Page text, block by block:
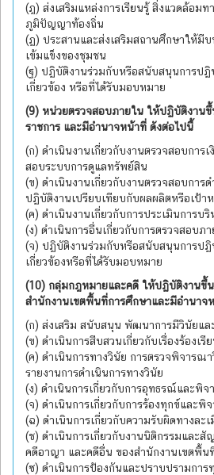
(ฎ) ส่งเสริมแหล่งการเรียนรู้ สิ่งแวดล้อมท
ภูมิปัญญาท้องถิ่น
(ฏ) ประสานและส่งเสริมสถานศึกษาให้มี
เข้มแข็งของชุมชน
(ฐ) ปฏิบัติงานร่วมกับหรือสนับสนุนการป
เกี่ยวข้อง หรือที่ได้รับมอบหมาย
(9) หน่วยตรวจสอบภายใน ให้ปฏิบัติงาน
ราชการ และมีอำนาจหน้าที่ ดังต่อไปนี้
(ก) ดำเนินงานเกี่ยวกับงานตรวจสอบการ
สอบระบบการดูแลทรัพย์สิน
(ข) ดำเนินงานเกี่ยวกับงานตรวจสอบการ
ปฏิบัติงานเปรียบเทียบกับผลผลิตหรือเป้า
(ค) ดำเนินงานเกี่ยวกับการประเมินการบริ
(ง) ดำเนินการอื่นเกี่ยวกับการตรวจสอบ
(จ) ปฏิบัติงานร่วมกับหรือสนับสนุนการป
เกี่ยวข้องหรือที่ได้รับมอบหมาย
(10) กลุ่มกฎหมายและคดี ให้ปฏิบัติงานขึ้
สำนักงานเขตพื้นที่การศึกษาและมีอำนาจ
(ก) ส่งเสริม สนับสนุน พัฒนาการมีวินัยแล
(ข) ดำเนินการสืบสวนเกี่ยวกับเรื่องร้องเรี
(ค) ดำเนินการทางวินัย การตรวจพิจารณ
รายงานการดำเนินการทางวินัย
(ง) ดำเนินการเกี่ยวกับการอุทธรณ์และพิ
(จ) ดำเนินการเกี่ยวกับการร้องทุกข์และพิ
(ฉ) ดำเนินการเกี่ยวกับความรับผิดทางละ
(ช) ดำเนินการเกี่ยวกับงานนิติกรรมและ
คดีอาญา และคดีอื่น ของสำนักงานเขตพื้น
(ซ) ดำเนินการป้องกันและปราบปรามกา